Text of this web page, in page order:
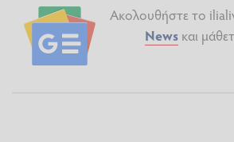
Ακολουθήστε το
News και